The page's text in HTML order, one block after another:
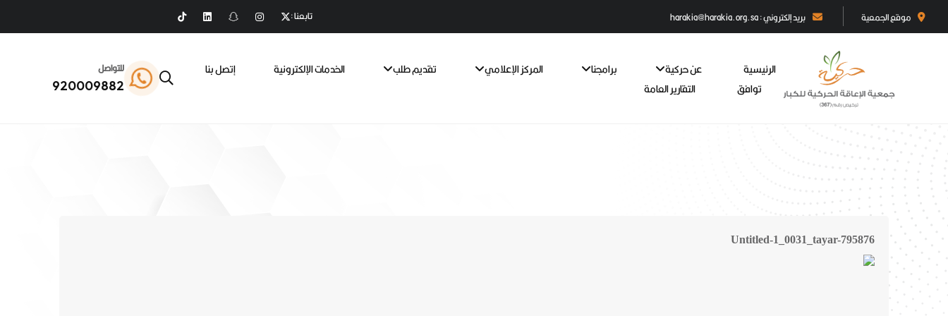
موقع الجمعية بريد إلكتروني : harakia@harakia.org.sa تابعنا :
الرئيسية عن حركية برامجنا المركز الإعلامي تقديم طلب الخدمات الإلكترونية
إتصل بنا
توافق
التقارير العامة
للتواصل
920009882
Untitled-1_0031_tayar-795876